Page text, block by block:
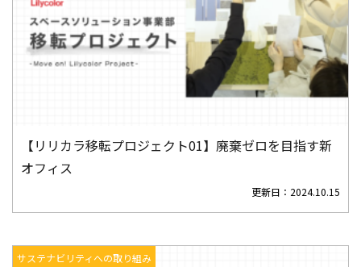
【リリカラ移転プロジェクト01】廃棄ゼロを目指す新
オフィス
更新日： 2024.10.15
サステナビリティへの取り組み